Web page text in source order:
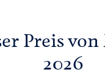
Preis
2026